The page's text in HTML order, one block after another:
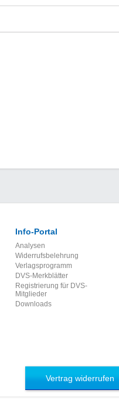
Info-Portal
Analysen
Widerrufsbelehrung
Verlagsprogramm
DVS-Merkblätter
Registrierung für DVS-
Mitglieder
Downloads
Vertrag widerrufen